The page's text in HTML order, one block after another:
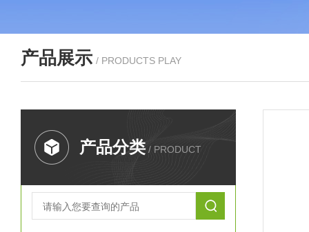
产品展示 / PRODUCTS PLAY
产品分类 / PRODUCT